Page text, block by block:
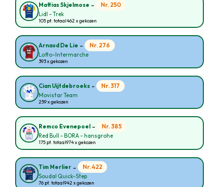
Mattias Skjelmose - Nr. 250
Lidl - Trek
105 pt. totaal462 x gekozen
Arnaud De Lie - Nr. 276
Lotto-Intermarche
393 x gekozen
Cian Uijtdebroeks - Nr. 317
Movistar Team
259 x gekozen
Remco Evenepoel - Nr. 385
Red Bull - BORA - hansgrohe
175 pt. totaal974 x gekozen
Tim Merlier - Nr. 422
Soudal Quick-Step
76 pt. totaal942 x gekozen